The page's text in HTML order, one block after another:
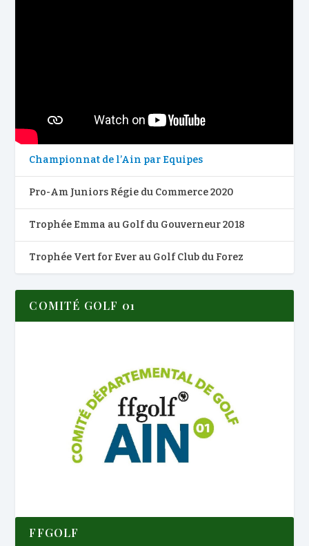
Championnat de l’Ain par Equipes
Pro-Am Juniors Régie du Commerce 2020
Trophée Emma au Golf du Gouverneur 2018
Trophée Vert for Ever au Golf Club du Forez
COMITÉ GOLF 01
FFGOLF